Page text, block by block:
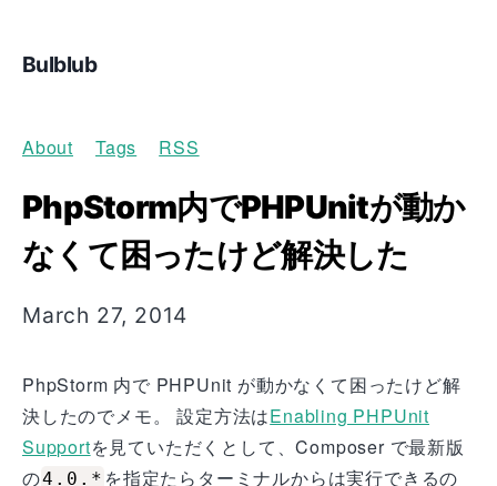
Bulblub
About Tags RSS
PhpStorm内でPHPUnitが動か
なくて困ったけど解決した
March 27, 2014
PhpStorm 内で PHPUnit が動かなくて困ったけど解
決したのでメモ。 設定方法はEnabling PHPUnit
Supportを見ていただくとして、Composer で最新版
の4.0.* を指定たらターミナルからは実行できるの